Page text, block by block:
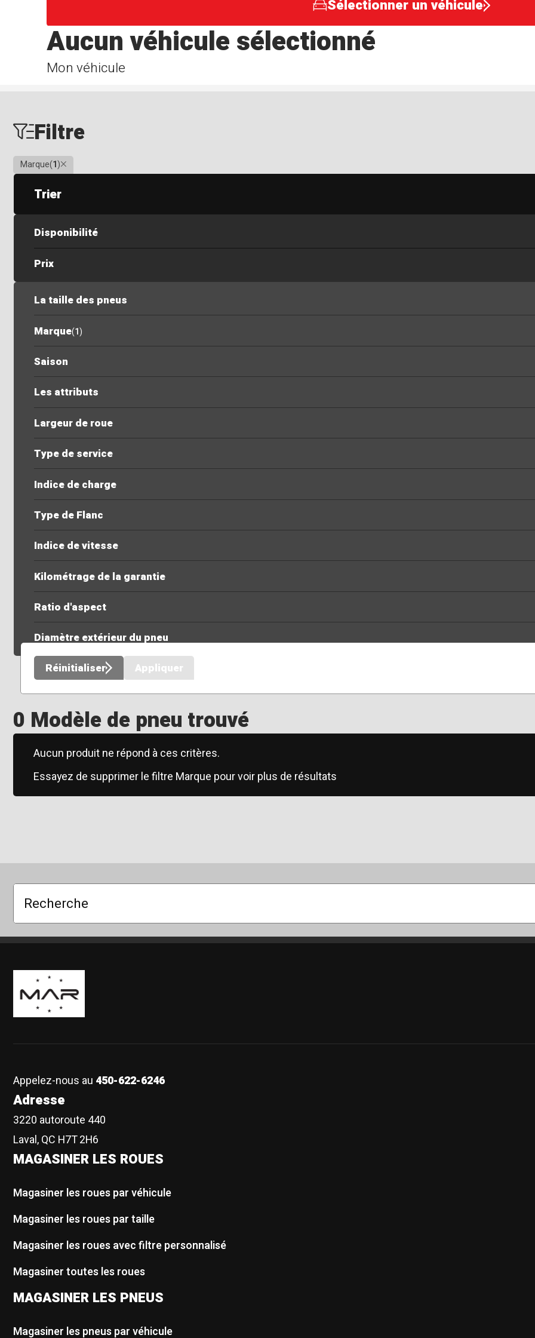
Sélectionner un véhicule
Mon véhicule
Aucun véhicule sélectionné
Filtre
Marque(1)Clair
Trier
Disponibilité
Prix
La taille des pneus
Marque(1)
Saison
Les attributs
Largeur de roue
Type de service
Indice de charge
Type de Flanc
Indice de vitesse
Kilométrage de la garantie
Ratio d'aspect
Diamètre extérieur du pneu
Réinitialiser Appliquer
0 Modèle de pneu trouvé
Aucun produit ne répond à ces critères.
Essayez de supprimer le filtre Marque pour voir plus de résultats
Recherche
Boutique Mags à Rabais
Appelez-nous au 450-622-6246
Adresse
3220 autoroute 440
Laval, QC H7T 2H6
MAGASINER LES ROUES
Magasiner les roues par véhicule
Magasiner les roues par taille
Magasiner les roues avec filtre personnalisé
Magasiner toutes les roues
MAGASINER LES PNEUS
Magasiner les pneus par véhicule